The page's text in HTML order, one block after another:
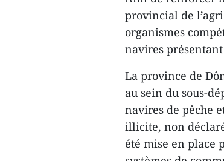
provincial de
organismes
navires
La province de
au sein du sous-
navires de pêche
illicite, non
été mise en place